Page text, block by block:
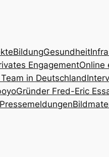
BildungGesundheit
EngagementOnline
in Deutschland
Gründer Fred-Eric
Pressemeldungen